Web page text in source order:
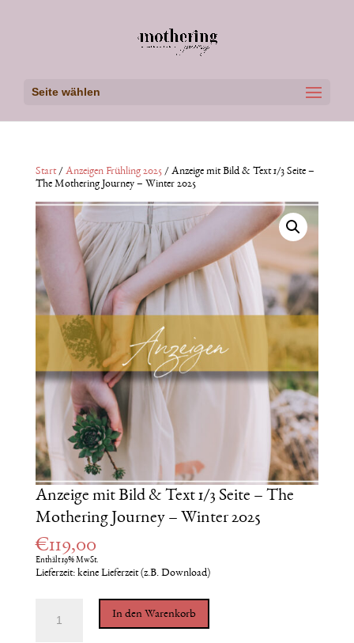
Seite wählen
Start/ Anzeigen Frühling 2025/ Anzeige mit Bild & Text 1/3 Seite –
The Mothering Journey – Winter 2025
Anzeige mit Bild & Text 1/3 Seite – The
Mothering Journey – Winter 2025
€119,00
Enthält 19% MwSt.
Lieferzeit: keine Lieferzeit (z.B. Download)
In den Warenkorb